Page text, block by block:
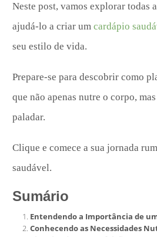
Neste post, vamos explorar todas
ajudá-lo a criar umcardápio
seu estilo de vida.
Prepare-se para descobrir como
que não apenas nutre o corpo,
paladar.
Clique e comece a sua jornada
saudável.
Sumário
Entendendo a Importância de
Conhecendo as Necessidades